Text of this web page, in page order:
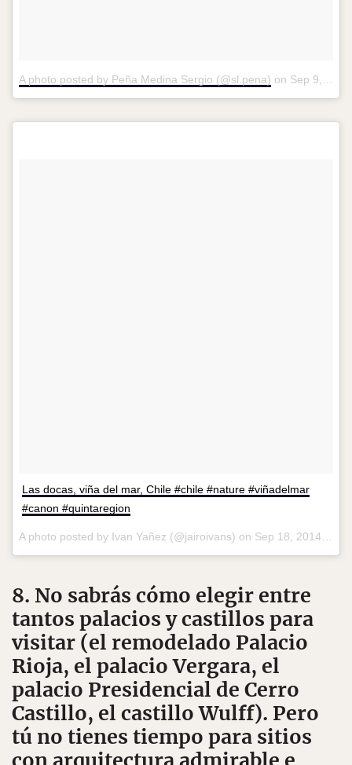
A photo posted by Peña Medina Sergio (@sl.pena) on Sep 9, 2016 at 7:23pm PDT
Las docas, viña del mar, Chile #chile #nature #viñadelmar
#canon #quintaregion
A photo posted by Ivan Yañez (@jairoivans) on Sep 18, 2014 at 6:32am PDT
8. No sabrás cómo elegir entre
tantos palacios y castillos para
visitar (el remodelado Palacio
Rioja, el palacio Vergara, el
palacio Presidencial de Cerro
Castillo, el castillo Wulff). Pero
tú no tienes tiempo para sitios
con arquitectura admirable e